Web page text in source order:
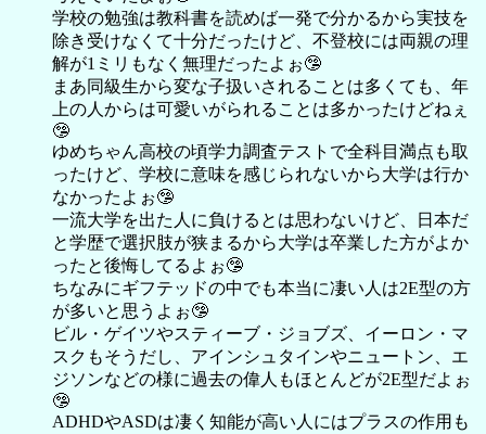
学校の勉強は教科書を読めば一発で分かるから実技を
除き受けなくて十分だったけど、不登校には両親の理
解が1ミリもなく無理だったよぉ🤥
まあ同級生から変な子扱いされることは多くても、年
上の人からは可愛いがられることは多かったけどねぇ
🤥
ゆめちゃん高校の頃学力調査テストで全科目満点も取
ったけど、学校に意味を感じられないから大学は行か
なかったよぉ🤥
一流大学を出た人に負けるとは思わないけど、日本だ
と学歴で選択肢が狭まるから大学は卒業した方がよか
ったと後悔してるよぉ🤥
ちなみにギフテッドの中でも本当に凄い人は2E型の方
が多いと思うよぉ🤥
ビル・ゲイツやスティーブ・ジョブズ、イーロン・マ
スクもそうだし、アインシュタインやニュートン、エ
ジソンなどの様に過去の偉人もほとんどが2E型だよぉ
🤥
ADHDやASDは凄く知能が高い人にはプラスの作用も